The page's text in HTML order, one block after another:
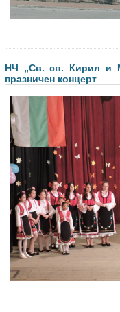
НЧ „Св. св. Кирил и
празничен концерт